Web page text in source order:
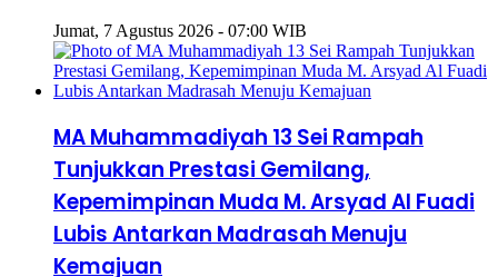
Jumat, 7 Agustus 2026 - 07:00 WIB
MA Muhammadiyah 13 Sei Rampah
Tunjukkan Prestasi Gemilang,
Kepemimpinan Muda M. Arsyad Al Fuadi
Lubis Antarkan Madrasah Menuju
Kemajuan